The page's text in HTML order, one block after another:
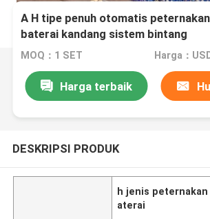
A H tipe penuh otomatis
baterai kandang sistem bintang
MOQ：1 SET Harga：
Harga terbaik
DESKRIPSI PRODUK
h jenis peternakan
aterai